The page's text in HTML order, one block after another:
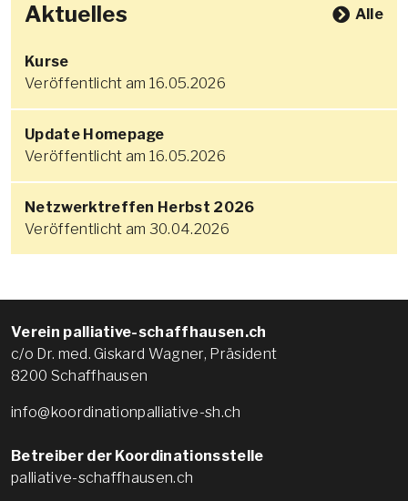
Aktuelles Alle
Kurse
Veröffentlicht am 16.05.2026
Update Homepage
Veröffentlicht am 16.05.2026
Netzwerktreffen Herbst 2026
Veröffentlicht am 30.04.2026
Verein palliative-schaffhausen.ch
c/o Dr. med. Giskard Wagner, Präsident
8200 Schaffhausen
info@koordinationpalliative-sh.ch
Betreiber der Koordinationsstelle
palliative-schaffhausen.ch